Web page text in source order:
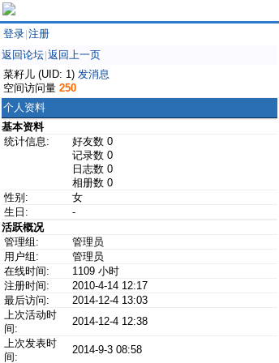
登录 注册
返回论坛 返回上一页
菜籽儿 (UID: 1) 发消息
空间访问量 250
个人资料
基本资料
统计信息:
好友数 0
记录数 0
日志数 0
相册数 0
性别:
女
生日:
-
活跃概况
管理组:
管理员
用户组:
管理员
在线时间:
1109 小时
注册时间:
2010-4-14 12:17
最后访问:
2014-12-4 13:03
上次活动时
间:
2014-12-4 12:38
上次发表时
间:
2014-9-3 08:58